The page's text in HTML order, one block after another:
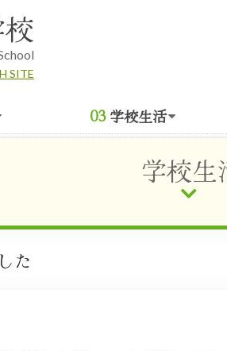
SITE
学校生活
学校生
た